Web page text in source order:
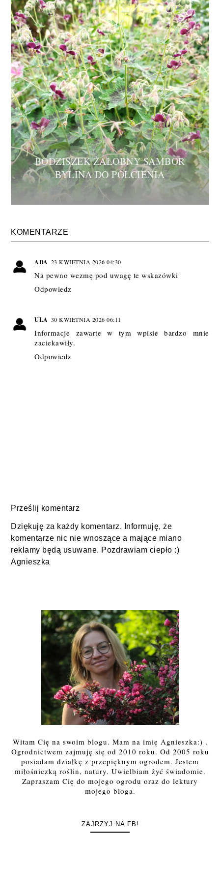
BODZISZEK ŻAŁOBNY SAMBOR
BYLINA DO PÓŁCIENIA
KOMENTARZE
ADA 23 KWIETNIA 2026 04:30
Na pewno wezmę pod uwagę te wskazówki
Odpowiedz
ULA 30 KWIETNIA 2026 06:11
Informacje zawarte w tym wpisie bardzo mnie
zaciekawiły.
Odpowiedz
Prześlij komentarz
Dziękuję za każdy komentarz. Informuję, że
komentarze nic nie wnoszące a mające miano
reklamy będą usuwane. Pozdrawiam ciepło :)
Agnieszka
Witam Cię na swoim blogu. Mam na imię Agnieszka:) .
Ogrodnictwem zajmuję się od 2010 roku. Od 2005 roku
posiadam działkę z przepięknym ogrodem. Jestem
miłośniczką roślin, natury. Uwielbiam żyć świadomie.
Zapraszam Cię do mojego ogrodu oraz do lektury
mojego bloga.
ZAJRZYJ NA FB!